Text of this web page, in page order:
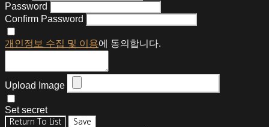
Password
Confirm Password
개인정보 수집 및 이용에 동의합니다.
Upload Image
Set secret
Return To List Save